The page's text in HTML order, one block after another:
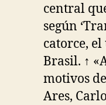
central
según
catorce,
Brasil. ↑
motivos
Ares,